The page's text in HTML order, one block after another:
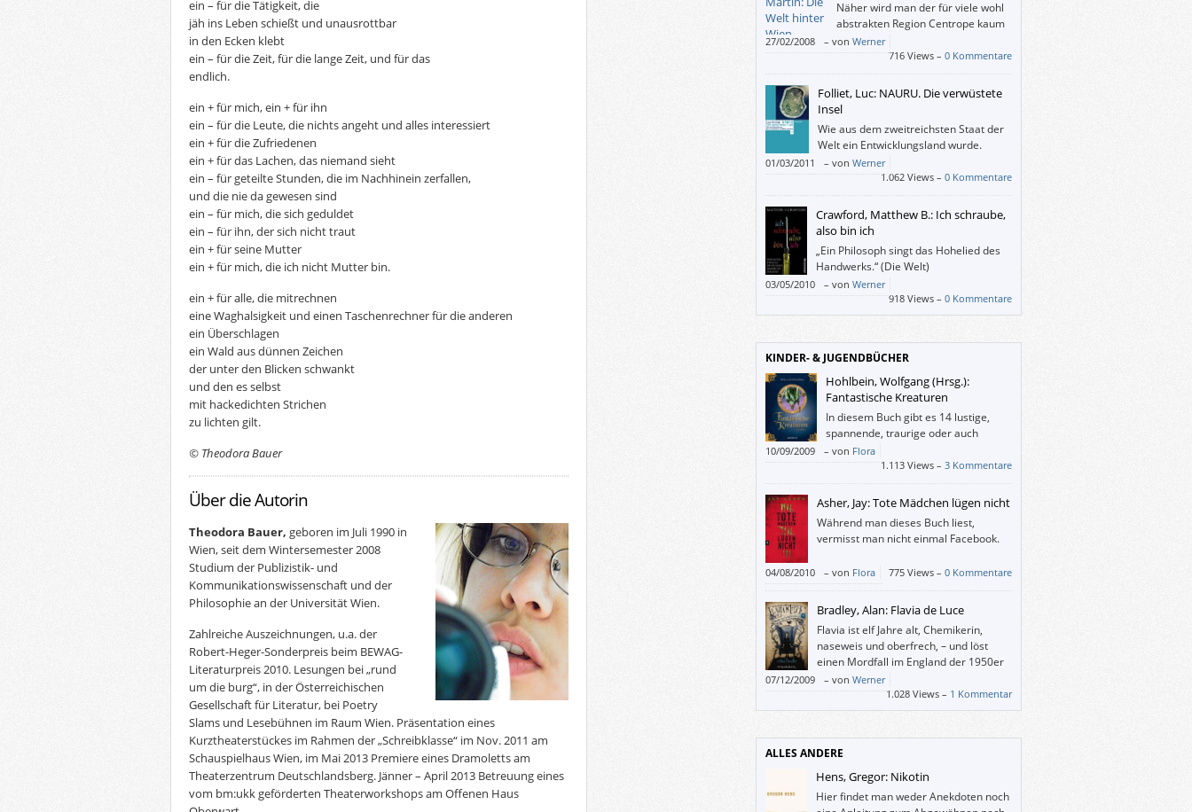
ein – für die Tätigkeit, die
jäh ins Leben schießt und unausrottbar
in den Ecken klebt
ein – für die Zeit, für die lange Zeit, und für das
endlich.
ein + für mich, ein + für ihn
ein – für die Leute, die nichts angeht und alles interessiert
ein + für die Zufriedenen
ein + für das Lachen, das niemand sieht
ein – für geteilte Stunden, die im Nachhinein zerfallen,
und die nie da gewesen sind
ein – für mich, die sich geduldet
ein – für ihn, der sich nicht traut
ein + für seine Mutter
ein + für mich, die ich nicht Mutter bin.
ein + für alle, die mitrechnen
eine Waghalsigkeit und einen Taschenrechner für die anderen
ein Überschlagen
ein Wald aus dünnen Zeichen
der unter den Blicken schwankt
und den es selbst
mit hackedichten Strichen
zu lichten gilt.
© Theodora Bauer
Über die Autorin
Theodora Bauer, geboren im Juli 1990 in
Wien, seit dem Wintersemester 2008
Studium der Publizistik- und
Kommunikationswissenschaft und der
Philosophie an der Universität Wien.
Zahlreiche Auszeichnungen, u.a. der
Robert-Heger-Sonderpreis beim BEWAG-
Literaturpreis 2010. Lesungen bei „rund
um die burg“, in der Österreichischen
Gesellschaft für Literatur, bei Poetry
Slams und Lesebühnen im Raum Wien. Präsentation eines
Kurztheaterstückes im Rahmen der „Schreibklasse“ im Nov. 2011 am
Schauspielhaus Wien, im Mai 2013 Premiere eines Dramoletts am
Theaterzentrum Deutschlandsberg. Jänner – April 2013 Betreuung eines
vom bm:ukk geförderten Theaterworkshops am Offenen Haus
Näher wird man der für viele wohl
abstrakten Region Centrope kaum
kommen – es sei denn, man fährt
selbst hin.
27/02/2008 – von Werner
716 Views – 0 Kommentare
Folliet, Luc: NAURU. Die verwüstete
Insel
Wie aus dem zweitreichsten Staat der
Welt ein Entwicklungsland wurde.
01/03/2011 – von Werner
1.062 Views – 0 Kommentare
Crawford, Matthew B.: Ich schraube,
also bin ich
„Ein Philosoph singt das Hohelied des
Handwerks.“ (Die Welt)
03/05/2010 – von Werner
918 Views – 0 Kommentare
KINDER- & JUGENDBÜCHER
Hohlbein, Wolfgang (Hrsg.):
Fantastische Kreaturen
In diesem Buch gibt es 14 lustige,
spannende, traurige oder auch
schöne Geschichten. Mir hat es auch
gefallen, dass jeder Autor eine andere
Schreibweise hat.
10/09/2009 – von Flora
1.113 Views – 3 Kommentare
Asher, Jay: Tote Mädchen lügen nicht
Während man dieses Buch liest,
vermisst man nicht einmal Facebook.
04/08/2010 – von Flora 775 Views – 0 Kommentare
Bradley, Alan: Flavia de Luce
Flavia ist elf Jahre alt, Chemikerin,
naseweis und oberfrech, – und löst
einen Mordfall im England der 1950er
Jahre.
07/12/2009 – von Werner
1.028 Views – 1 Kommentar
ALLES ANDERE
Hens, Gregor: Nikotin
Hier findet man weder Anekdoten noch